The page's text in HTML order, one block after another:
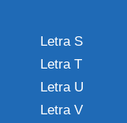
Letra S
Letra T
Letra U
Letra V